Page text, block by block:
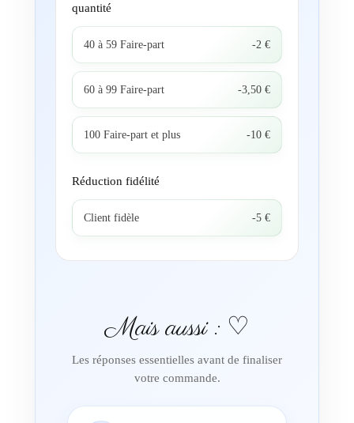
quantité
40 à 59 Faire-part -2 €
60 à 99 Faire-part -3,50 €
100 Faire-part et plus -10 €
Réduction fidélité
Client fidèle -5 €
Mais aussi : ♡
Les réponses essentielles avant de finaliser
votre commande.